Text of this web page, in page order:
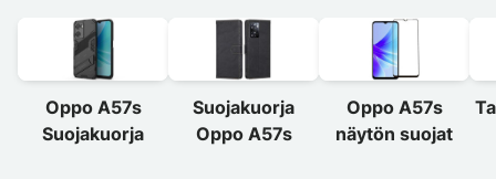
Oppo A57s
Suojakuorja
Suojakuorja
Oppo A57s
Oppo A57s
näytön suojat